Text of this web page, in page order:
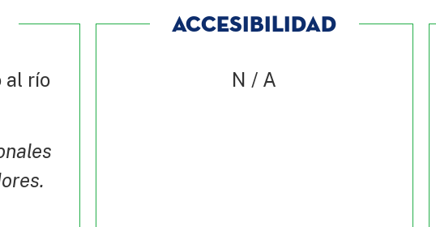
al río
ACCESIBILIDAD
N / A